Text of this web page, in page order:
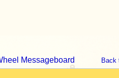
Messageboard Back